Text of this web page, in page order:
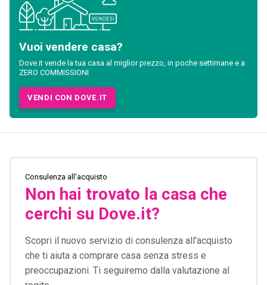
Vuoi vendere casa?
Dove.it vende la tua casa al miglior prezzo, in poche settimane e a
ZERO COMMISSIONI
VENDI CON DOVE.IT
Consulenza all'acquisto
Non hai trovato la casa che
cerchi su Dove.it?
Scopri il nuovo servizio di consulenza all'acquisto
che ti aiuta a comprare casa senza stress e
preoccupazioni. Ti seguiremo dalla valutazione al